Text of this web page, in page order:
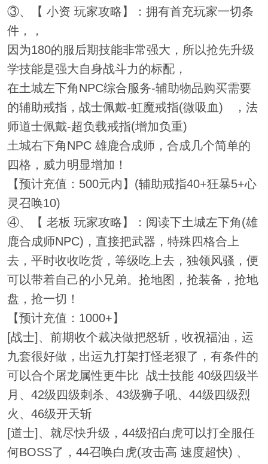
③、【 小资 玩家攻略】：拥有首充玩家一切条
件，，
因为180的服后期技能非常强大，所以抢先升级
学技能是强大自身战斗力的标配，
在土城左下角NPC综合服务-辅助物品购买需要
的辅助戒指，战士佩戴-虹魔戒指(微吸血) ，法
师道士佩戴-超负载戒指(增加负重)
土城右下角NPC 雄鹿合成师，合成几个简单的
四格，威力明显增加！
【预计充值：500元内】(辅助戒指40+狂暴5+心
灵召唤10)
④、【 老板 玩家攻略】：阅读下土城左下角(雄
鹿合成师NPC)，直接把武器，特殊四格合上
去，平时收收吃货，等级吃上去，独领风骚，便
可以带着自己的小兄弟。抢地图，抢装备，抢地
盘，抢一切！
【预计充值：1000+】
[战士]、前期收个裁决做把怒斩，收祝福油，运
九套很好做，出运九打架打怪老狠了，有条件的
可以合个屠龙属性更牛比 战士技能 40级四级半
月、42级四级刺杀、43级狮子吼、44级四级烈
火、46级开天斩
[道士]、就尽快升级，44级招白虎可以打全服任
何BOSS了，44召唤白虎(攻击高 速度超快) 、